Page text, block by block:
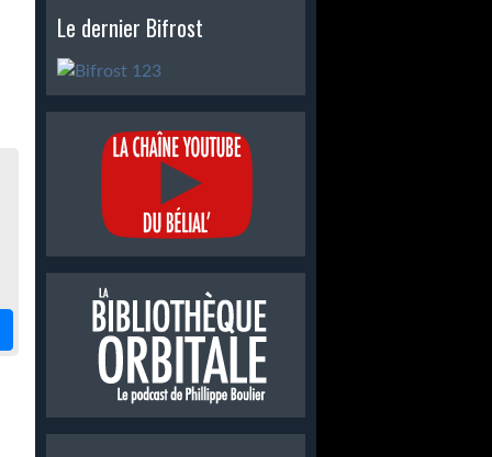
Le dernier Bifrost